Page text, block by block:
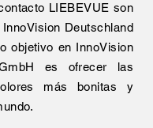
LIEBEVUE son
Deutschland
objetivo en InnoVision
es ofrecer las
más bonitas y